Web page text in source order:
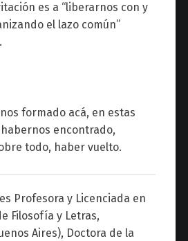
es a “liberarnos con y
el lazo común”
formado acá, en estas
encontrado,
todo, haber vuelto.
es Profesora y Licenciada en
Filosofía y Letras,
Aires), Doctora de la